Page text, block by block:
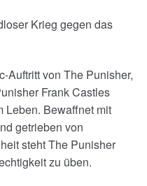
Krieg gegen das
Auftritt von The Punisher,
Frank Castles
Leben. Bewaffnet mit
getrieben von
steht The Punisher
zu üben.